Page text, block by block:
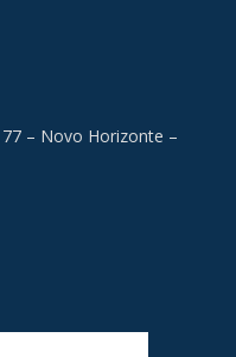
– Novo Horizonte –